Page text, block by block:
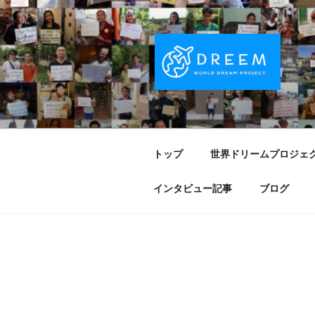
コ
ン
テ
ン
ツ
へ
ス
キ
DREEM | 世
PROJECT
夢をもつワクワクを世界中に
トップ 世界ドリームプロジェ
インタビュー記事 ブログ